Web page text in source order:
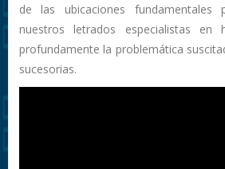
de las ubicaciones
nuestros letrados especialistas en
profundamente la problemática
sucesorias.